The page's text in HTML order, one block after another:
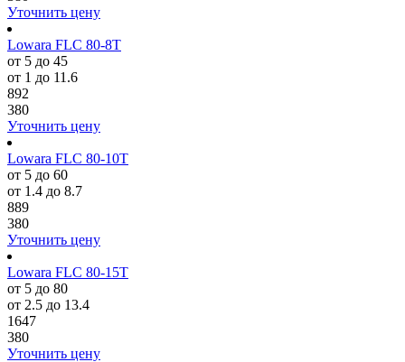
Уточнить цену
Lowara FLC 80-8T
от 5 до 45
от 1 до 11.6
892
380
Уточнить цену
Lowara FLC 80-10T
от 5 до 60
от 1.4 до 8.7
889
380
Уточнить цену
Lowara FLC 80-15T
от 5 до 80
от 2.5 до 13.4
1647
380
Уточнить цену